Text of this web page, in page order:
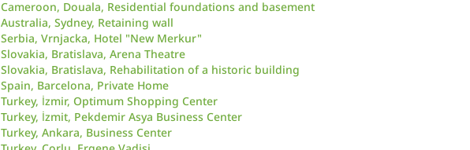
Cameroon, Douala, Residential foundations and basement
Australia, Sydney, Retaining wall
Serbia, Vrnjacka, Hotel "New Merkur"
Slovakia, Bratislava, Arena Theatre
Slovakia, Bratislava, Rehabilitation of a historic building
Spain, Barcelona, Private Home
Turkey, İzmir, Optimum Shopping Center
Turkey, İzmit, Pekdemir Asya Business Center
Turkey, Ankara, Business Center